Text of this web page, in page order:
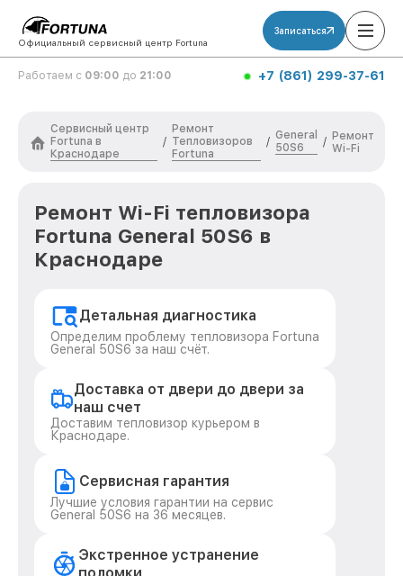
Официальный сервисный центр Fortuna
Записаться
Работаем с 09:00 до 21:00 +7 (861) 299-37-61
Сервисный центр
Fortuna в
Краснодаре
/
Ремонт
Тепловизоров
Fortuna
/
General
50S6
/ Ремонт
Wi-Fi
Ремонт Wi-Fi тепловизора
Fortuna General 50S6 в
Краснодаре
Детальная диагностика
Определим проблему тепловизора Fortuna
General 50S6 за наш счёт.
Доставка от двери до двери за
наш счет
Доставим тепловизор курьером в
Краснодаре.
Сервисная гарантия
Лучшие условия гарантии на сервис
General 50S6 на 36 месяцев.
Экстренное устранение